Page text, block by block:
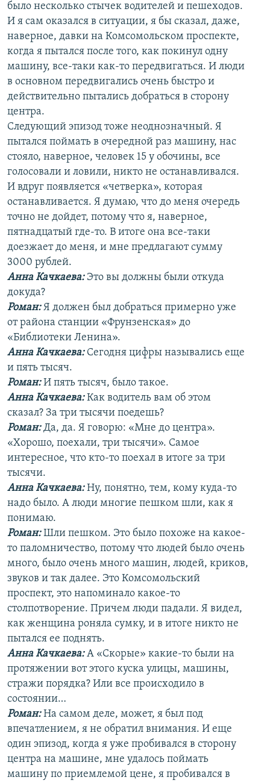
было несколько стычек водителей и пешеходов.
И я сам оказался в ситуации, я бы сказал, даже,
наверное, давки на Комсомольском проспекте,
когда я пытался после того, как покинул одну
машину, все-таки как-то передвигаться. И люди
в основном передвигались очень быстро и
действительно пытались добраться в сторону
центра.
Следующий эпизод тоже неоднозначный. Я
пытался поймать в очередной раз машину, нас
стояло, наверное, человек 15 у обочины, все
голосовали и ловили, никто не останавливался.
И вдруг появляется «четверка», которая
останавливается. Я думаю, что до меня очередь
точно не дойдет, потому что я, наверное,
пятнадцатый где-то. В итоге она все-таки
доезжает до меня, и мне предлагают сумму
3000 рублей.
Анна Качкаева:Это вы должны были откуда
докуда?
Роман:Я должен был добраться примерно уже
от района станции «Фрунзенская» до
«Библиотеки Ленина».
Анна Качкаева:Сегодня цифры назывались еще
и пять тысяч.
Роман:И пять тысяч, было такое.
Анна Качкаева:Как водитель вам об этом
сказал? За три тысячи поедешь?
Роман:Да, да. Я говорю: «Мне до центра».
«Хорошо, поехали, три тысячи». Самое
интересное, что кто-то поехал в итоге за три
тысячи.
Анна Качкаева:Ну, понятно, тем, кому куда-то
надо было. А люди многие пешком шли, как я
понимаю.
Роман:Шли пешком. Это было похоже на какое-
то паломничество, потому что людей было очень
много, было очень много машин, людей, криков,
звуков и так далее. Это Комсомольский
проспект, это напоминало какое-то
столпотворение. Причем люди падали. Я видел,
как женщина роняла сумку, и в итоге никто не
пытался ее поднять.
Анна Качкаева:А «Скорые» какие-то были на
протяжении вот этого куска улицы, машины,
стражи порядка? Или все происходило в
состоянии…
Роман:На самом деле, может, я был под
впечатлением, я не обратил внимания. И еще
один эпизод, когда я уже пробивался в сторону
центра на машине, мне удалось поймать
машину по приемлемой цене, я пробивался в